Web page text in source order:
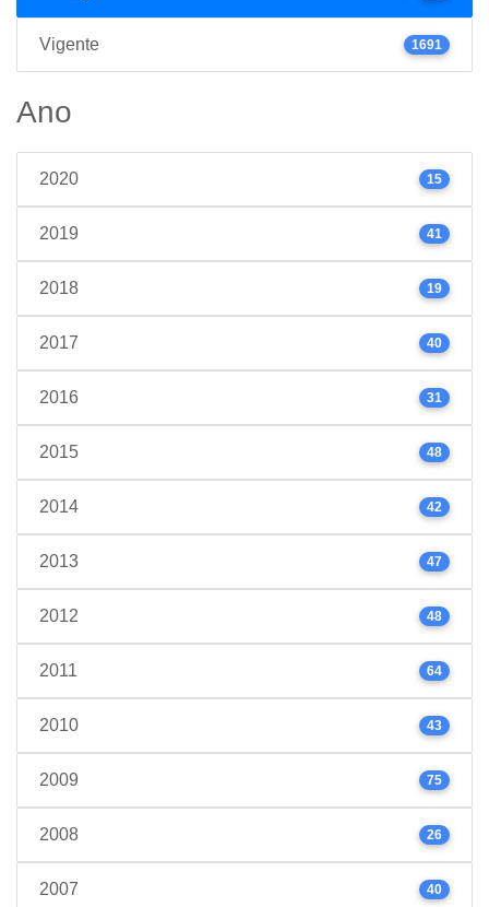
Vigente 1691
Ano
2020 15
2019 41
2018 19
2017 40
2016 31
2015 48
2014 42
2013 47
2012 48
2011 64
2010 43
2009 75
2008 26
2007 40